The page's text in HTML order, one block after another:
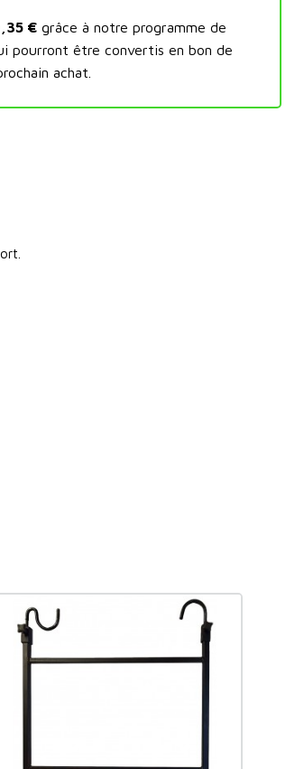
€ grâce à notre programme de
pourront être convertis en bon de
achat.